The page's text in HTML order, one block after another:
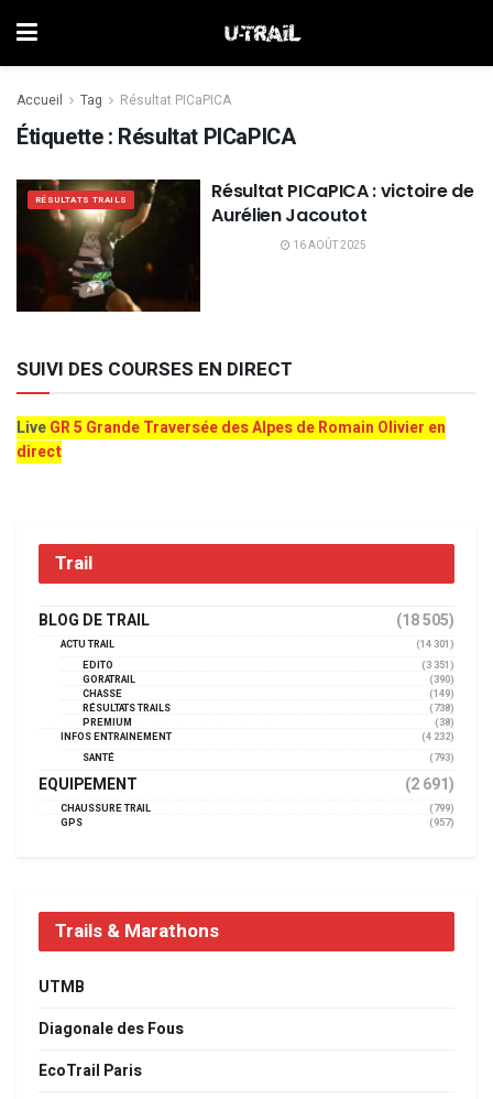
Accueil Tag Résultat PICaPICA
Étiquette : Résultat PICaPICA
RÉSULTATS TRAILS
Résultat PICaPICA : victoire de
Aurélien Jacoutot
16 AOÛT 2025
SUIVI DES COURSES EN DIRECT
LiveGR 5 Grande Traversée des Alpes de Romain Olivier en
direct
Trail
BLOG DE TRAIL (18 505)
ACTU TRAIL
(14 301)
EDITO
(3 351)
GORATRAIL
(390)
CHASSE
(149)
RÉSULTATS TRAILS
(738)
PREMIUM
(38)
INFOS ENTRAINEMENT
(4 232)
SANTÉ
(793)
EQUIPEMENT (2 691)
CHAUSSURE TRAIL
(799)
GPS
(957)
Trails & Marathons
UTMB
Diagonale des Fous
EcoTrail Paris